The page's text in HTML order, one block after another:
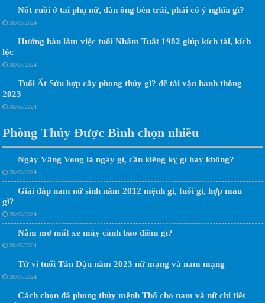
Nốt ruồi ở tai phụ nữ, đàn ông bên trái, phải có ý nghĩa gì?
30/05/2024
Hướng bàn làm việc tuổi Nhâm Tuất 1982 giúp kích tài, kích
lộc
30/05/2024
Tuổi Ất Sửu hợp cây phong thủy gì? để tài vận hanh thông
2023
30/05/2024
Phòng Thủy Được Bình chọn nhiều
Ngày Vãng Vong là ngày gì, cần kiêng kỵ gì hay không?
30/05/2024
Giải đáp nam nữ sinh năm 2012 mệnh gì, tuổi gì, hợp màu
gì?
30/05/2024
Nằm mơ mất xe máy cảnh báo điềm gì?
30/05/2024
Tử vi tuổi Tân Dậu năm 2023 nữ mạng và nam mạng
30/05/2024
Cách chọn đá phong thủy mệnh Thổ cho nam và nữ chi tiết